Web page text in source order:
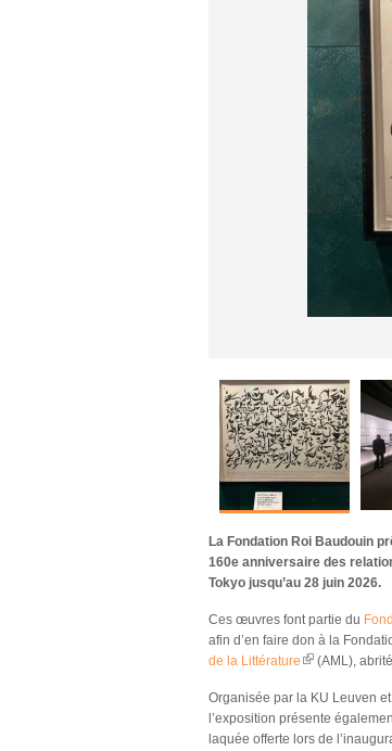
La Fondation Roi Baudouin
160e anniversaire des
Tokyo jusqu’au 28 juin 2026.
Ces œuvres font partie du
afin d’en faire don à la
de la Littérature (link is
(AML),
Organisée par la KU Leuven
l’exposition présente
laquée offerte lors de